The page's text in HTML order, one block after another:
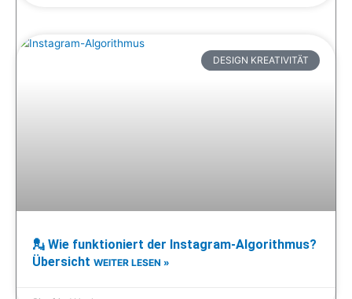
DESIGN KREATIVITÄT
💂 Wie funktioniert der Instagram-Algorithmus?
Übersicht WEITER LESEN »